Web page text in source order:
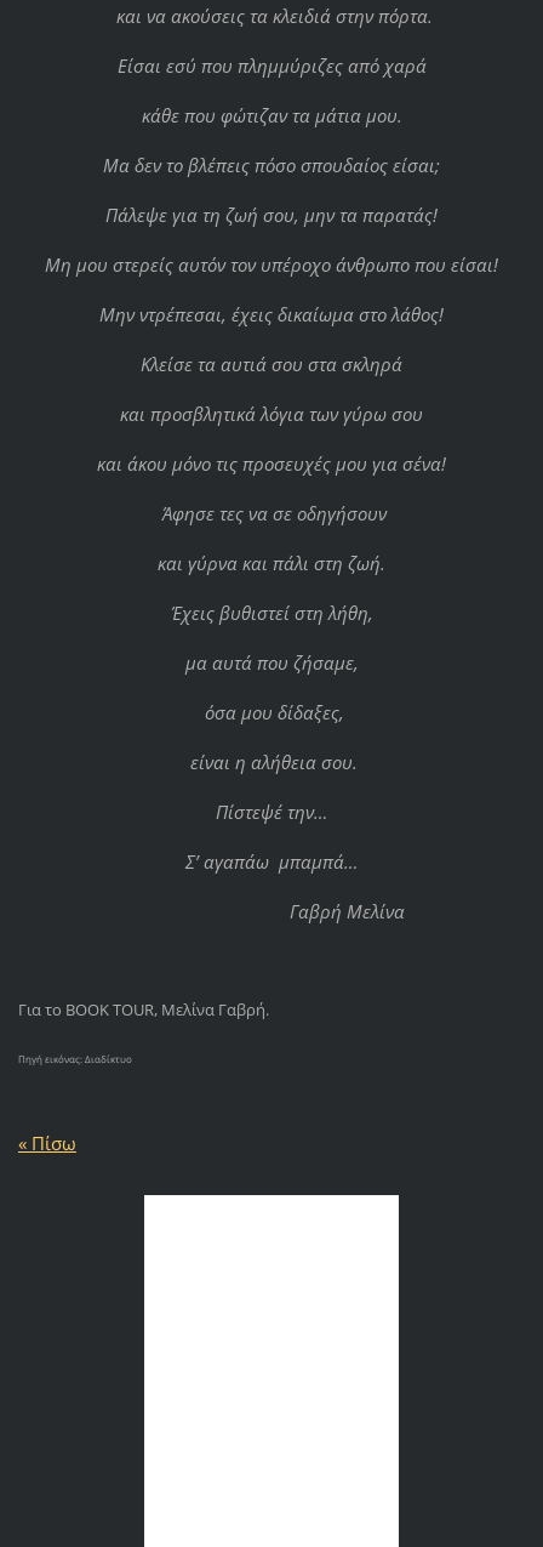
και να ακούσεις τα κλειδιά στην πόρτα.
Είσαι εσύ που πλημμύριζες από χαρά
κάθε που φώτιζαν τα μάτια μου.
Μα δεν το βλέπεις πόσο σπουδαίος είσαι;
Πάλεψε για τη ζωή σου, μην τα παρατάς!
Μη μου στερείς αυτόν τον υπέροχο άνθρωπο που είσαι!
Μην ντρέπεσαι, έχεις δικαίωμα στο λάθος!
Κλείσε τα αυτιά σου στα σκληρά
και προσβλητικά λόγια των γύρω σου
και άκου μόνο τις προσευχές μου για σένα!
Άφησε τες να σε οδηγήσουν
και γύρνα και πάλι στη ζωή.
Έχεις βυθιστεί στη λήθη,
μα αυτά που ζήσαμε,
όσα μου δίδαξες,
είναι η αλήθεια σου.
Πίστεψέ την…
Σ’ αγαπάω μπαμπά…
Γαβρή Μελίνα
Για το BOOK TOUR, Μελίνα Γαβρή.
Πηγή εικόνας: Διαδίκτυο
« Πίσω